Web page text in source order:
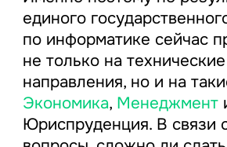
единого
по информатике сейчас
не только на технические
направления, но и на
Экономика, Менеджмент
Юриспруденция. В связи